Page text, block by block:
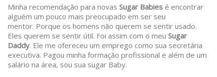
Minha recomendação para novas Sugar Babies é encontrar
alguém um pouco mais preocupado em ser seu
mentor. Porque os homens não querem se sentir usado.
Eles querem se sentir útil. Foi assim com o meu Sugar
Daddy. Ele me ofereceu um emprego como sua secretária
executiva. Pagou minha formação profissional e além de um
salário na área, sou sua sugar Baby.